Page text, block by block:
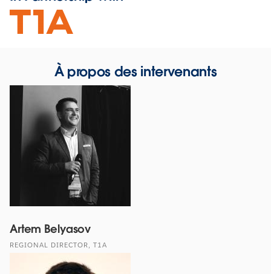
Opens
À propos des intervenants
Artem Belyasov
REGIONAL DIRECTOR, T1A